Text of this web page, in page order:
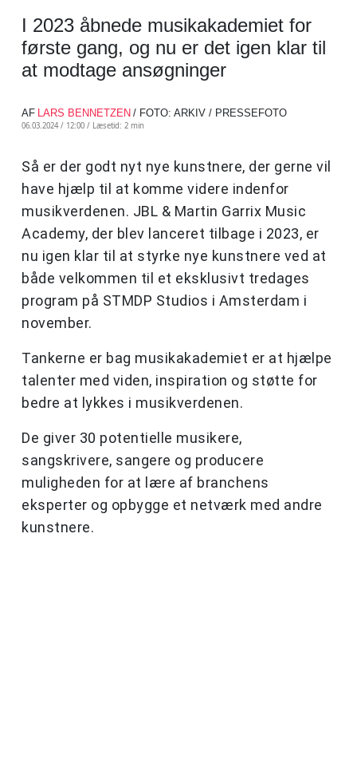
I 2023 åbnede musikakademiet for
første gang, og nu er det igen klar til
at modtage ansøgninger
AF LARS BENNETZEN / FOTO: ARKIV / PRESSEFOTO
06.03.2024 / 12:00 / Læsetid: 2 min
Så er der godt nyt nye kunstnere, der gerne vil
have hjælp til at komme videre indenfor
musikverdenen. JBL & Martin Garrix Music
Academy, der blev lanceret tilbage i 2023, er
nu igen klar til at styrke nye kunstnere ved at
både velkommen til et eksklusivt tredages
program på STMDP Studios i Amsterdam i
november.
Tankerne er bag musikakademiet er at hjælpe
talenter med viden, inspiration og støtte for
bedre at lykkes i musikverdenen.
De giver 30 potentielle musikere,
sangskrivere, sangere og producere
muligheden for at lære af branchens
eksperter og opbygge et netværk med andre
kunstnere.